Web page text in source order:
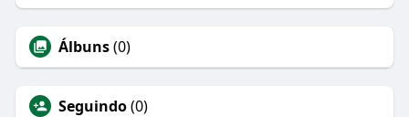
Álbuns(0)
Seguindo(0)